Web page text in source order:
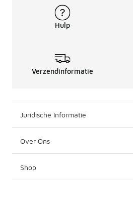
Hulp
Verzendinformatie
Juridische Informatie
Over Ons
Shop